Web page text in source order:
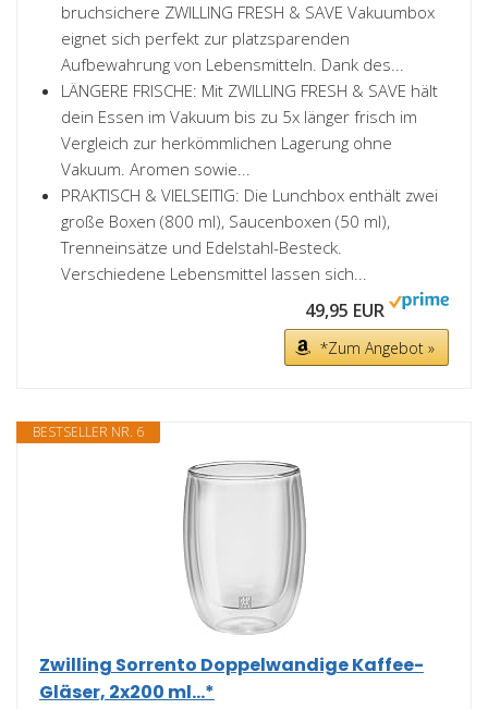
bruchsichere ZWILLING FRESH & SAVE Vakuumbox
eignet sich perfekt zur platzsparenden
Aufbewahrung von Lebensmitteln. Dank des...
LÄNGERE FRISCHE: Mit ZWILLING FRESH & SAVE hält
dein Essen im Vakuum bis zu 5x länger frisch im
Vergleich zur herkömmlichen Lagerung ohne
Vakuum. Aromen sowie...
PRAKTISCH & VIELSEITIG: Die Lunchbox enthält zwei
große Boxen (800 ml), Saucenboxen (50 ml),
Trenneinsätze und Edelstahl-Besteck.
Verschiedene Lebensmittel lassen sich...
49,95 EUR
*Zum Angebot »
BESTSELLER NR. 6
Zwilling Sorrento Doppelwandige Kaffee-
Gläser, 2x200 ml...*